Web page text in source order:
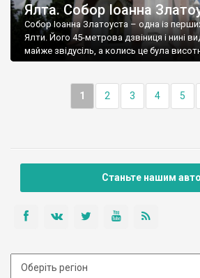
Ялта. Собор Іоанна
Собор Іоанна Златоуста – одна із
Ялти. Його 45-метрова дзвіниця і нині
майже звідусіль, а колись це була
1 2 3 4 5
Станьте нашим